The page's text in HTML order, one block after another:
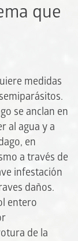
que
medidas
se anclan en
al agua y a
en
a través de
infestación
daños.
entero
de la